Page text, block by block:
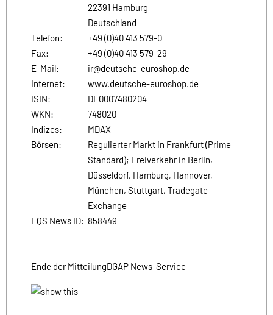
22391 Hamburg
Deutschland
Telefon:
+49 (0)40 413 579-0
Fax:
+49 (0)40 413 579-29
E-Mail:
ir@deutsche-euroshop.de
Internet:
www.deutsche-euroshop.de
ISIN:
DE0007480204
WKN:
748020
Indizes:
MDAX
Börsen:
Regulierter Markt in Frankfurt (Prime
Standard); Freiverkehr in Berlin,
Düsseldorf, Hamburg, Hannover,
München, Stuttgart, Tradegate
Exchange
EQS News ID: 858449
Ende der MitteilungDGAP News-Service